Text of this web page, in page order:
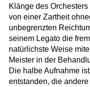
Klänge des
von einer Zartheit
unbegrenzten
seinem Legato die
natürlichste Weise
Meister in der
Die halbe Aufnahme
entstanden, die